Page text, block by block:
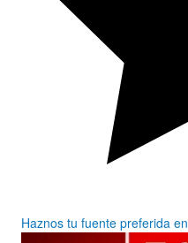
Haznos tu fuente preferida en